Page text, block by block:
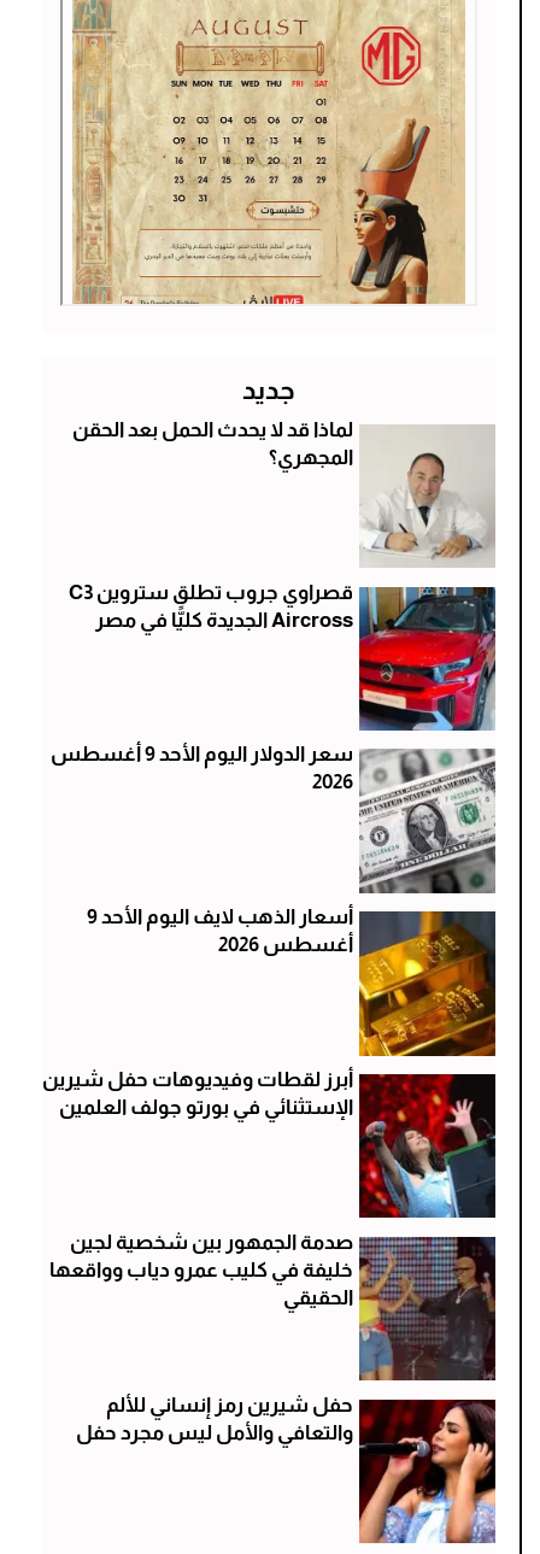
جديد
لماذا قد لا يحدث الحمل بعد الحقن
المجهري؟
قصراوي جروب تطلق ستروين C3
Aircross الجديدة كليًّا في مصر
سعر الدولار اليوم الأحد 9 أغسطس
2026
أسعار الذهب لايف اليوم الأحد 9
أغسطس 2026
أبرز لقطات وفيديوهات حفل شيرين
الإستثنائي في بورتو جولف العلمين
صدمة الجمهور بين شخصية لجين
خليفة في كليب عمرو دياب وواقعها
الحقيقي
حفل شيرين رمز إنساني للألم
والتعافي والأمل ليس مجرد حفل